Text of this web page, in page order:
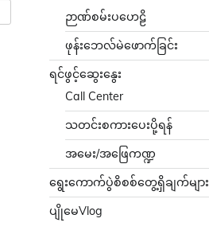
ဉာဏ်စမ်းပဟေဠိ
ဖုန်းဘေလ်မဲဖောက်ခြင်း
ရင်ဖွင့်ဆွေးနွေး
Call Center
သတင်းစကားပေးပို့ရန်
အမေး/အဖြေကဏ္ဍ
ရွေးကောက်ပွဲစိစစ်တွေ့ရှိချက်များ
ပျိုမေVlog